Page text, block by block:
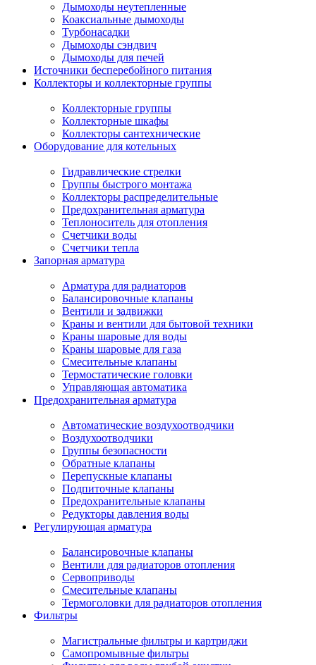
Дымоходы неутепленные
Коаксиальные дымоходы
Турбонасадки
Дымоходы сэндвич
Дымоходы для печей
Источники бесперебойного питания
Коллекторы и коллекторные группы
Коллекторные группы
Коллекторные шкафы
Коллекторы сантехнические
Оборудование для котельных
Гидравлические стрелки
Группы быстрого монтажа
Коллекторы распределительные
Предохранительная арматура
Теплоноситель для отопления
Счетчики воды
Счетчики тепла
Запорная арматура
Арматура для радиаторов
Балансировочные клапаны
Вентили и задвижки
Краны и вентили для бытовой техники
Краны шаровые для воды
Краны шаровые для газа
Смесительные клапаны
Термостатические головки
Управляющая автоматика
Предохранительная арматура
Автоматические воздухоотводчики
Воздухоотводчики
Группы безопасности
Обратные клапаны
Перепускные клапаны
Подпиточные клапаны
Предохранительные клапаны
Редукторы давления воды
Регулирующая арматура
Балансировочные клапаны
Вентили для радиаторов отопления
Сервоприводы
Смесительные клапаны
Термоголовки для радиаторов отопления
Фильтры
Магистральные фильтры и картриджи
Самопромывные фильтры